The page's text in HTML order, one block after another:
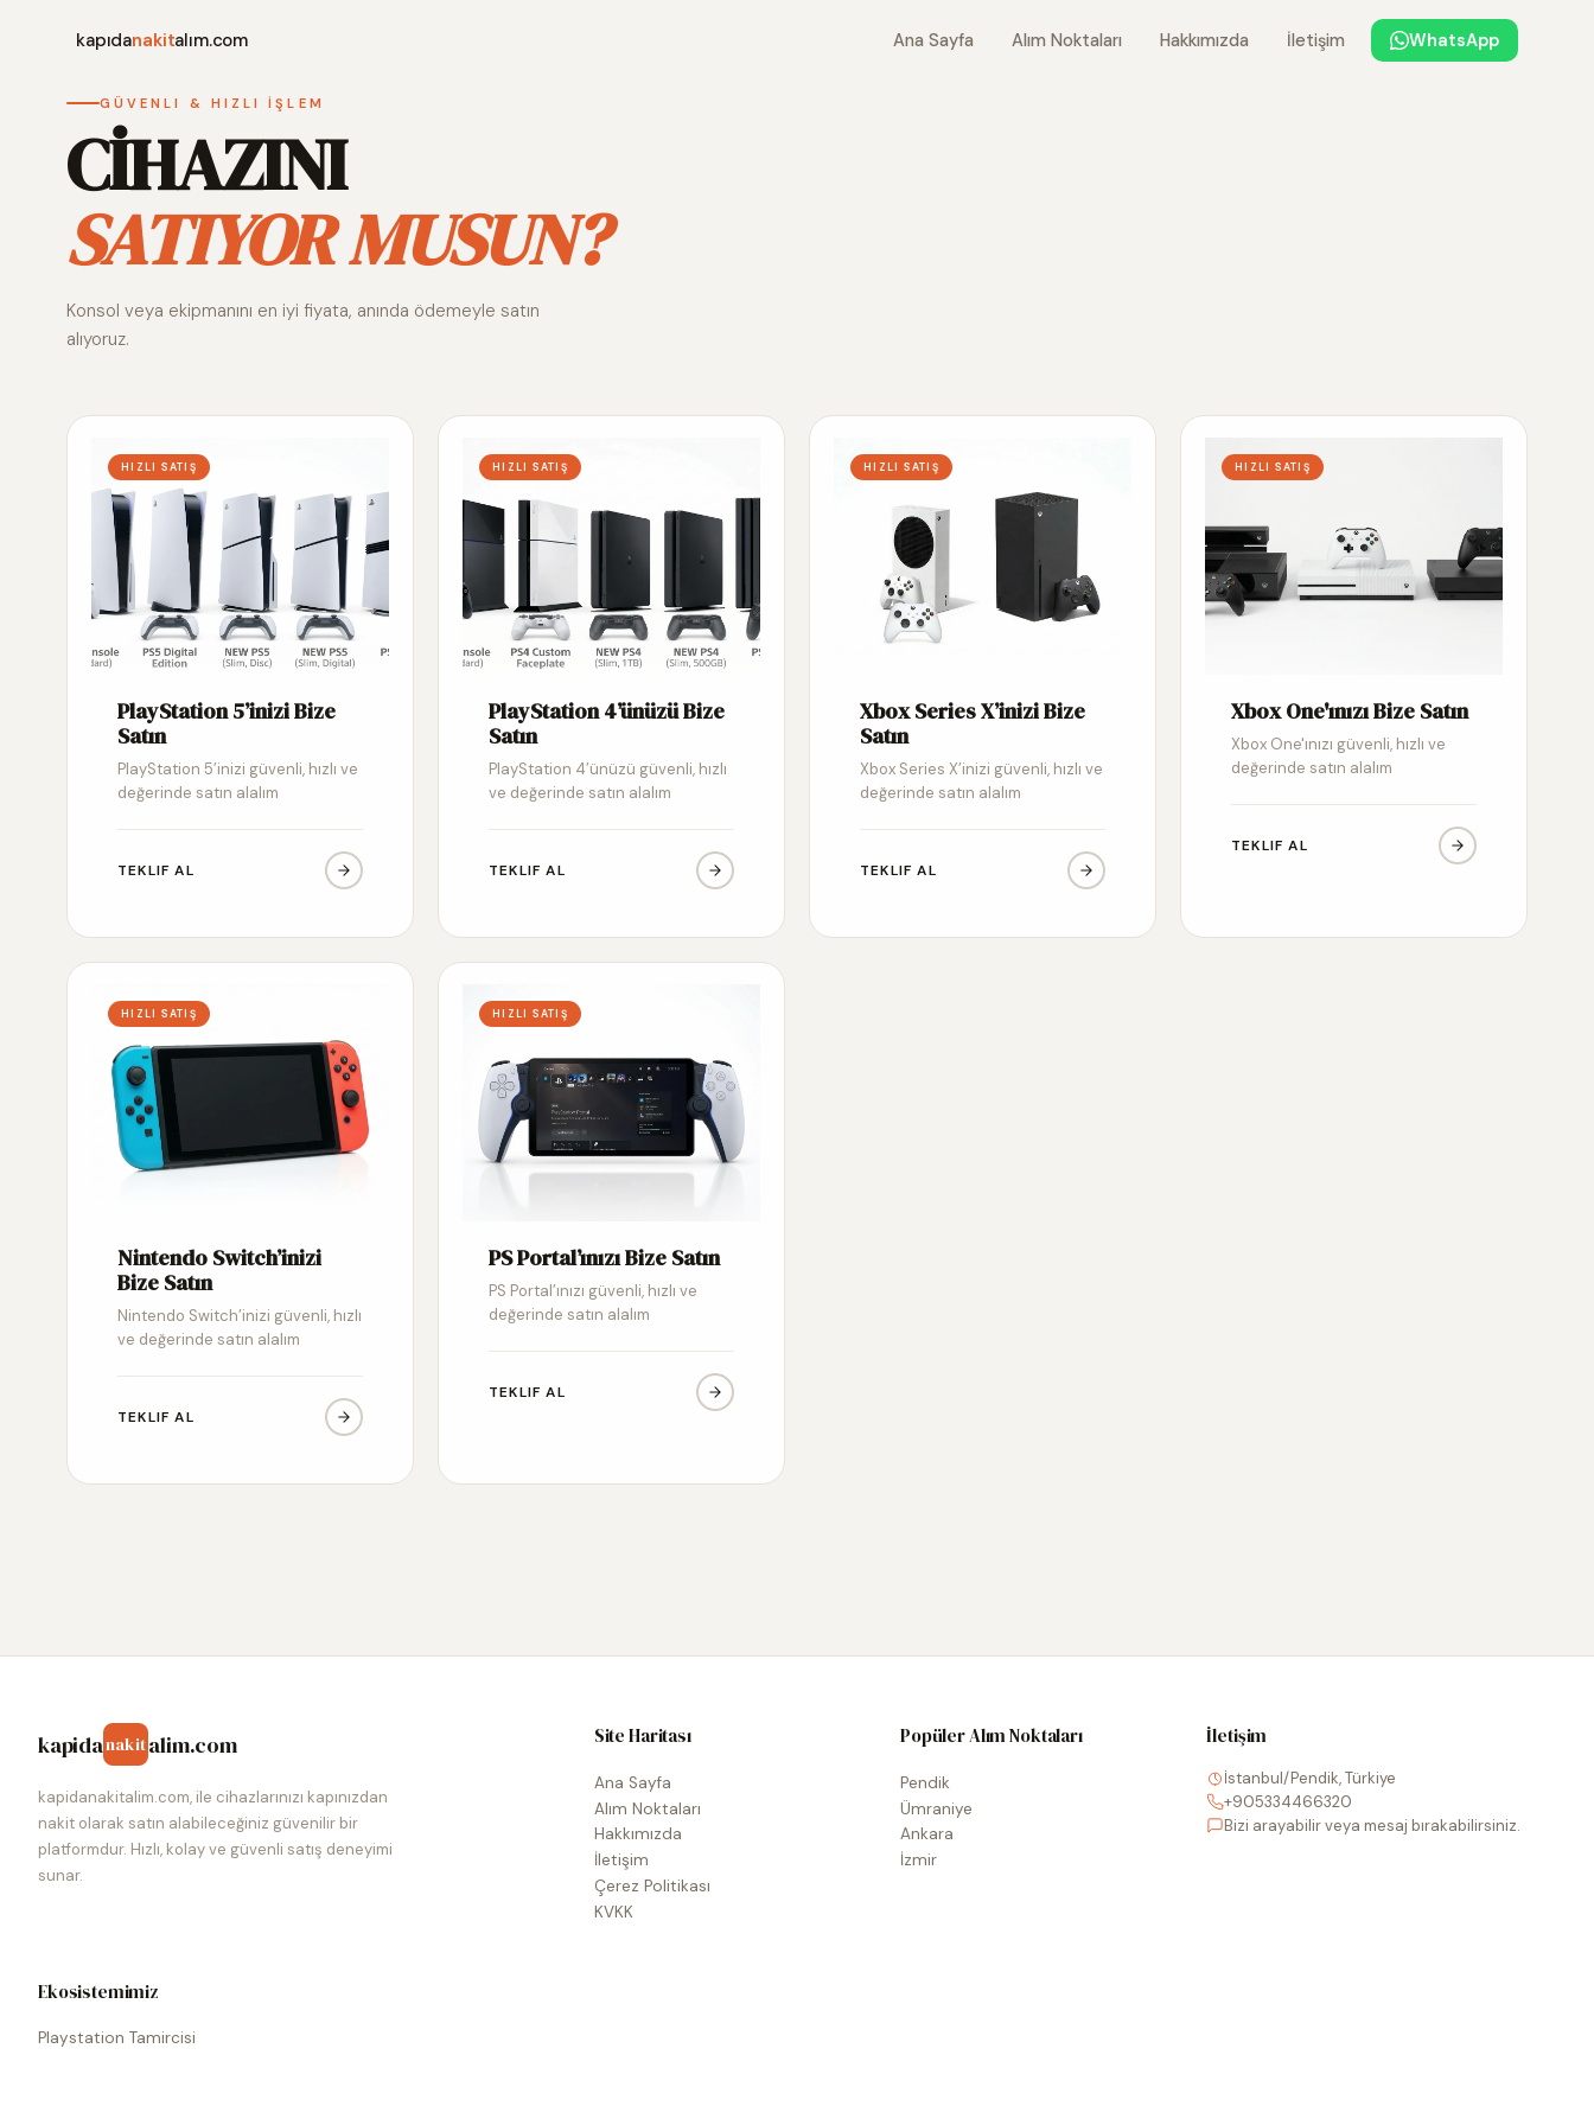
kapıdanakitalım.com Ana Sayfa Alım Noktaları Hakkımızda İletişim WhatsApp
GÜVENLI & HIZLI İŞLEM
CİHAZINI
SATIYOR MUSUN?
Konsol veya ekipmanını en iyi fiyata, anında ödemeyle satın
alıyoruz.
HIZLI SATIŞ
PlayStation 5’inizi Bize
Satın
PlayStation 5’inizi güvenli, hızlı ve
değerinde satın alalım
TEKLIF AL
HIZLI SATIŞ
PlayStation 4’ünüzü Bize
Satın
PlayStation 4’ünüzü güvenli, hızlı
ve değerinde satın alalım
TEKLIF AL
HIZLI SATIŞ
Xbox Series X’inizi Bize
Satın
Xbox Series X’inizi güvenli, hızlı ve
değerinde satın alalım
TEKLIF AL
HIZLI SATIŞ
Xbox One'ınızı Bize Satın
Xbox One'ınızı güvenli, hızlı ve
değerinde satın alalım
TEKLIF AL
HIZLI SATIŞ
Nintendo Switch’inizi
Bize Satın
Nintendo Switch’inizi güvenli, hızlı
ve değerinde satın alalım
TEKLIF AL
HIZLI SATIŞ
PS Portal’ınızı Bize Satın
PS Portal’ınızı güvenli, hızlı ve
değerinde satın alalım
TEKLIF AL
kapidanakitalim.com
kapidanakitalim.com, ile cihazlarınızı kapınızdan
nakit olarak satın alabileceğiniz güvenilir bir
platformdur. Hızlı, kolay ve güvenli satış deneyimi
sunar.
Site Haritası
Ana Sayfa
Alım Noktaları
Hakkımızda
İletişim
Çerez Politikası
KVKK
Popüler Alım Noktaları
Pendik
Ümraniye
Ankara
İzmir
İletişim
İstanbul/Pendik, Türkiye
+905334466320
Bizi arayabilir veya mesaj bırakabilirsiniz.
Ekosistemimiz
Playstation Tamircisi